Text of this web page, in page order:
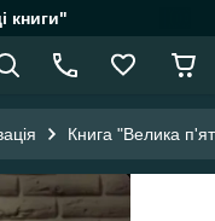
книги"
Книга "Велика